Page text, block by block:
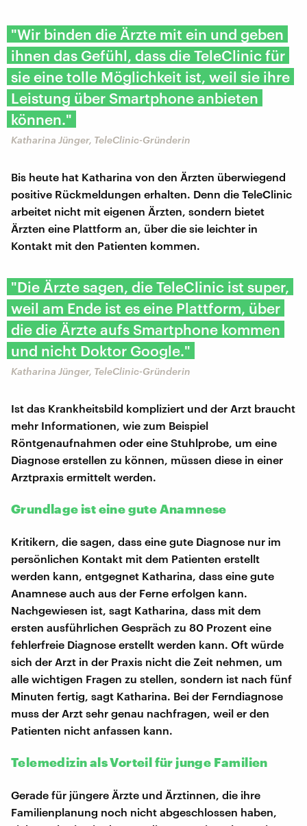
"Wir binden die Ärzte mit ein und geben
ihnen das Gefühl, dass die TeleClinic für
sie eine tolle Möglichkeit ist, weil sie ihre
Leistung über Smartphone anbieten
können."
Katharina Jünger, TeleClinic-Gründerin
Bis heute hat Katharina von den Ärzten überwiegend
positive Rückmeldungen erhalten. Denn die TeleClinic
arbeitet nicht mit eigenen Ärzten, sondern bietet
Ärzten eine Plattform an, über die sie leichter in
Kontakt mit den Patienten kommen.
"Die Ärzte sagen, die TeleClinic ist super,
weil am Ende ist es eine Plattform, über
die die Ärzte aufs Smartphone kommen
und nicht Doktor Google."
Katharina Jünger, TeleClinic-Gründerin
Ist das Krankheitsbild kompliziert und der Arzt braucht
mehr Informationen, wie zum Beispiel
Röntgenaufnahmen oder eine Stuhlprobe, um eine
Diagnose erstellen zu können, müssen diese in einer
Arztpraxis ermittelt werden.
Grundlage ist eine gute Anamnese
Kritikern, die sagen, dass eine gute Diagnose nur im
persönlichen Kontakt mit dem Patienten erstellt
werden kann, entgegnet Katharina, dass eine gute
Anamnese auch aus der Ferne erfolgen kann.
Nachgewiesen ist, sagt Katharina, dass mit dem
ersten ausführlichen Gespräch zu 80 Prozent eine
fehlerfreie Diagnose erstellt werden kann. Oft würde
sich der Arzt in der Praxis nicht die Zeit nehmen, um
alle wichtigen Fragen zu stellen, sondern ist nach fünf
Minuten fertig, sagt Katharina. Bei der Ferndiagnose
muss der Arzt sehr genau nachfragen, weil er den
Patienten nicht anfassen kann.
Telemedizin als Vorteil für junge Familien
Gerade für jüngere Ärzte und Ärztinnen, die ihre
Familienplanung noch nicht abgeschlossen haben,